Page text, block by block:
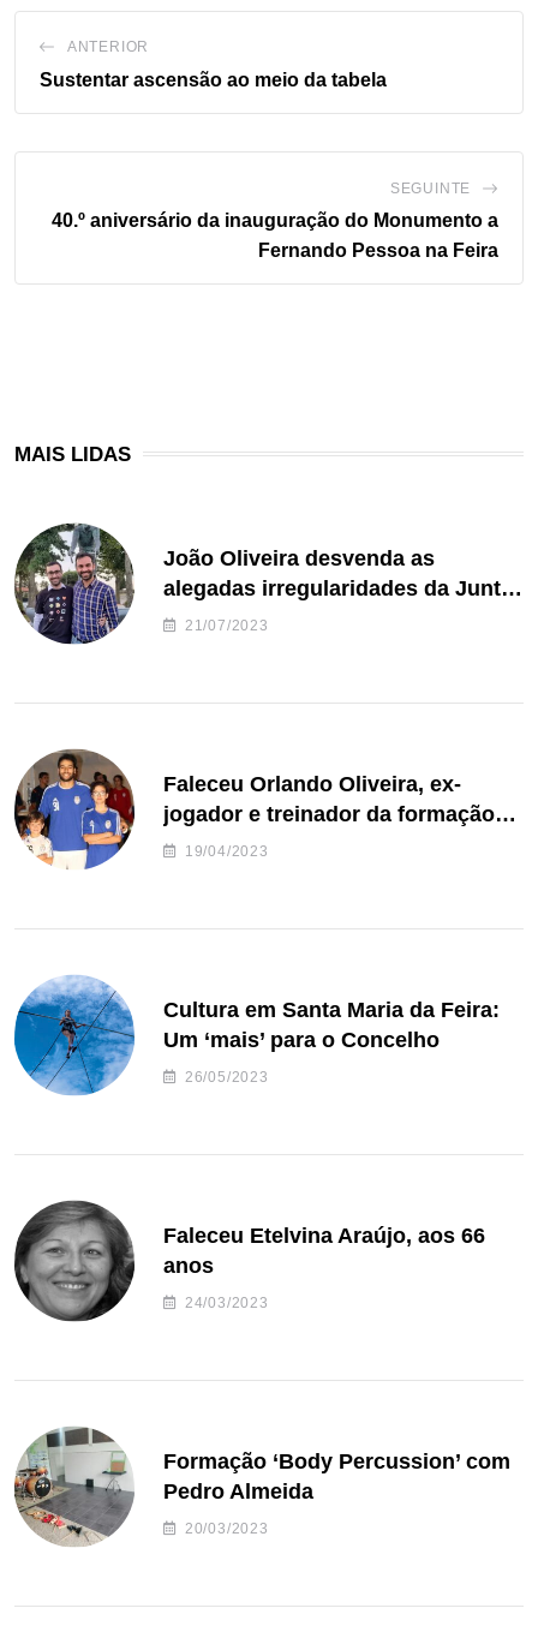
ANTERIOR
Sustentar ascensão ao meio da tabela
SEGUINTE
40.º aniversário da inauguração do Monumento a
Fernando Pessoa na Feira
MAIS LIDAS
João Oliveira desvenda as
alegadas irregularidades da Junta
de Freguesia S. João de Ver
21/07/2023
Faleceu Orlando Oliveira, ex-
jogador e treinador da formação
de andebol do Feirense
19/04/2023
Cultura em Santa Maria da Feira:
Um ‘mais’ para o Concelho
26/05/2023
Faleceu Etelvina Araújo, aos 66
anos
24/03/2023
Formação ‘Body Percussion’ com
Pedro Almeida
20/03/2023